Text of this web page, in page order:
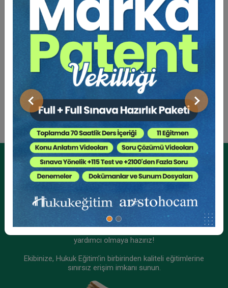
Önceki Sonraki
Eğitmen Hakkında
Sosyal Medya
Kurumsal Üyelikler İçin
Kurumsal Teklif Alın
yardımcı olmaya hazırız!
Ekibinize, Hukuk Eğitim’in birbirinden kaliteli eğitimlerine
sınırsız erişim imkanı sunun.